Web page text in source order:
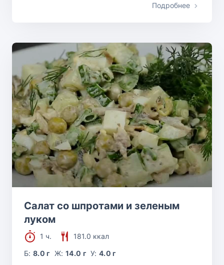
Подробнее
Салат со шпротами и зеленым
луком
1 ч.
181.0 ккал
Б:8.0 г Ж: 14.0 г У:4.0 г